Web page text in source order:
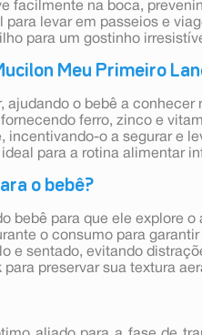
facilmente na boca,
para levar em passeios e
para um gostinho
Meu Primeiro
o bebê a conhecer
ferro, zinco e
incentivando-o a segurar e
para a rotina alimentar
o bebê?
bebê para que ele explore o
o consumo para garantir
e sentado, evitando
preservar sua textura